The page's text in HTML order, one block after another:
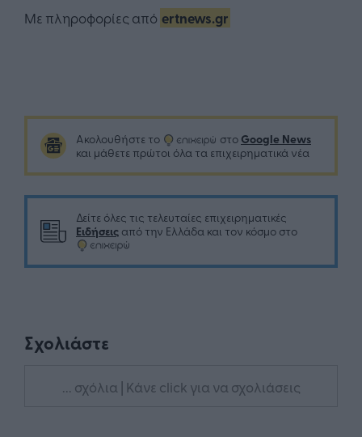
Με πληροφορίες από ertnews.gr
Ακολουθήστε το στο Google News
και μάθετε πρώτοι όλα τα επιχειρηματικά νέα
Δείτε όλες τις τελευταίες επιχειρηματικές
Ειδήσεις από την Ελλάδα και τον κόσμο στο
Σχολιάστε
... σχόλια | Κάνε click για να σχολιάσεις